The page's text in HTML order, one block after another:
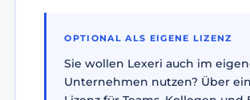
OPTIONAL ALS EIGENE LIZENZ
Sie wollen Lexeri auch im
Unternehmen nutzen? Über